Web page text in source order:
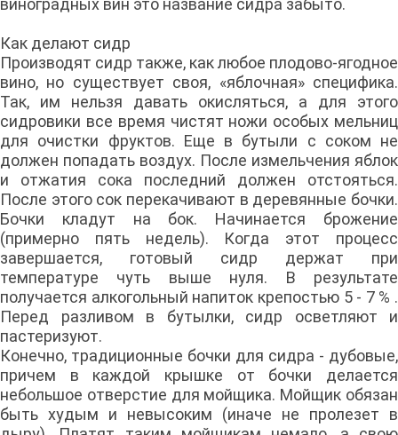
виноградных вин это название сидра забыто.
Как делают сидр
Производят сидр также, как любое плодово-ягодное
вино, но существует своя, «яблочная» специфика.
Так, им нельзя давать окисляться, а для этого
сидровики все время чистят ножи особых мельниц
для очистки фруктов. Еще в бутыли с соком не
должен попадать воздух. После измельчения яблок
и отжатия сока последний должен отстояться.
После этого сок перекачивают в деревянные бочки.
Бочки кладут на бок. Начинается брожение
(примерно пять недель). Когда этот процесс
завершается, готовый сидр держат при
температуре чуть выше нуля. В результате
получается алкогольный напиток крепостью 5 - 7 % .
Перед разливом в бутылки, сидр осветляют и
пастеризуют.
Конечно, традиционные бочки для сидра - дубовые,
причем в каждой крышке от бочки делается
небольшое отверстие для мойщика. Мойщик обязан
быть худым и невысоким (иначе не пролезет в